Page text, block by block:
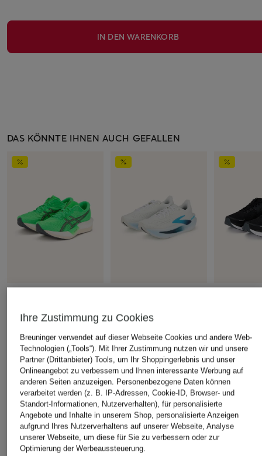
IN DEN WARENKORB
DAS KÖNNTE IHNEN AUCH GEFALLEN
SPEED 5
CHF 139
Ursprünglich:CHF 229
MAX 2
CHF 219
Ursprünglich:CHF 249
Ursprünglich:
ÄHNLICHE ARTIKEL ENTDECKEN
Ihre Zustimmung zu Cookies
Breuninger verwendet auf dieser Webseite Cookies und andere Web-
Technologien („Tools“). Mit Ihrer Zustimmung nutzen wir und unsere
Partner (Drittanbieter) Tools, um Ihr Shoppingerlebnis und unser
Onlineangebot zu verbessern und Ihnen interessante Werbung auf
anderen Seiten anzuzeigen. Personenbezogene Daten können
verarbeitet werden (z. B. IP-Adressen, Cookie-ID, Browser- und
Standort-Informationen, Nutzerverhalten), für personalisierte
Angebote und Inhalte in unserem Shop, personalisierte Anzeigen
aufgrund Ihres Nutzerverhaltens auf unserer Webseite, Analyse
unserer Webseite, um diese für Sie zu verbessern oder zur
Optimierung der Werbeaussteuerung.